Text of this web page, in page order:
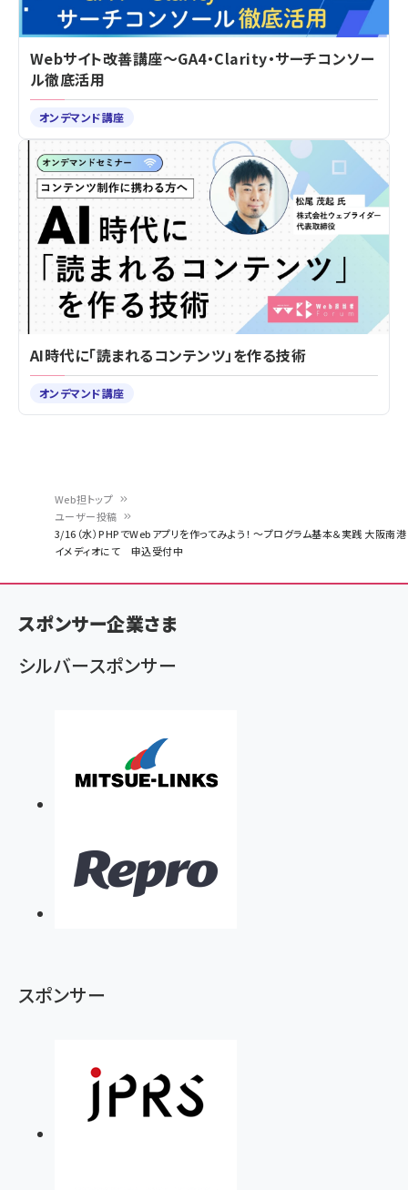
く
ず
Web担トップ
ユーザー投稿
3/16（水）PHPでWebアプリを作ってみよう！ ～プログラム基本＆実践 大阪南港
イメディオにて 申込受付中
Webサイト改善講座～GA4・Clarity・サーチコンソー
ル徹底活用
オンデマンド講座
AI時代に「読まれるコンテンツ」を作る技術
オンデマンド講座
スポンサー企業さま
シルバースポンサー
スポンサー